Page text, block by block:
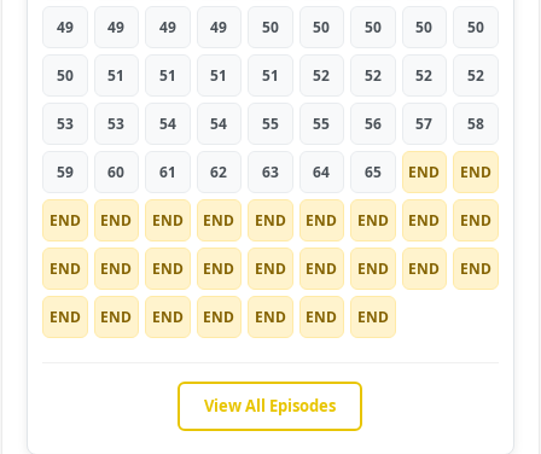
49 49 49 49 50 50 50 50 50
50 51 51 51 51 52 52 52 52
53 53 54 54 55 55 56 57 58
59 60 61 62 63 64 65 END END
END END END END END END END END END
END END END END END END END END END
END END END END END END END
View All Episodes